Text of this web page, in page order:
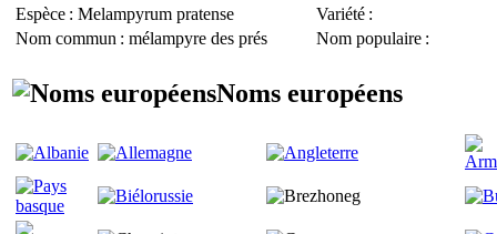
Espèce : Melampyrum pratense Variété :
Nom commun : mélampyre des prés Nom populaire :
Noms européens